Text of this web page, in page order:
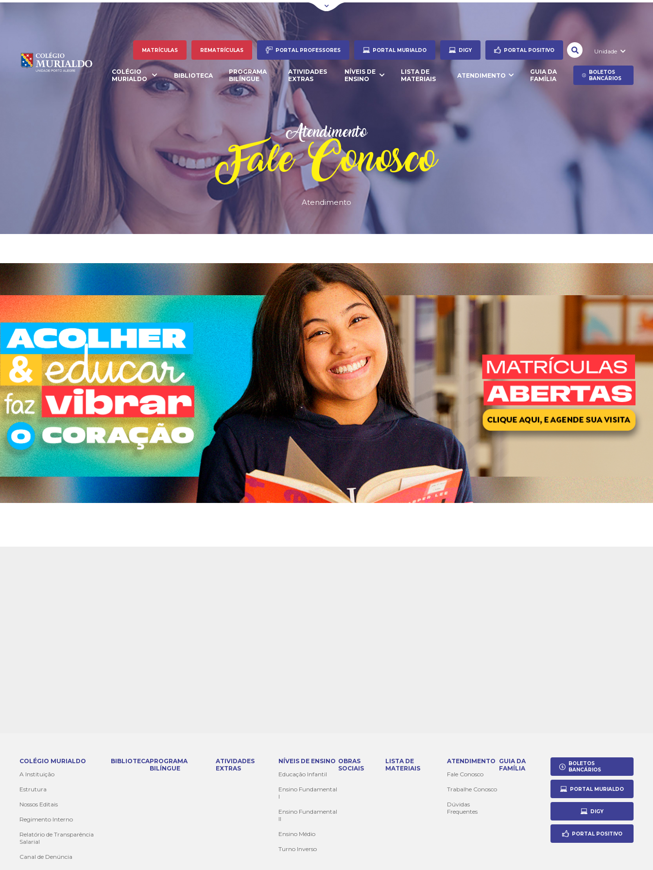
MATRÍCULAS REMATRÍCULAS PORTAL PROFESSORES PORTAL MURIALDO DIGY PORTAL POSITIVO Unidade
COLÉGIO
MURIALDO
BIBLIOTECA
PROGRAMA
BILÍNGUE
ATIVIDADES
EXTRAS
NÍVEIS DE
ENSINO
LISTA DE
MATERIAIS
ATENDIMENTO
GUIA DA
FAMÍLIA
BOLETOS
BANCÁRIOS
Atendimento
Fale Conosco
Atendimento
COLÉGIO MURIALDO
A Instituição
Estrutura
Nossos Editais
Regimento Interno
Relatório de Transparência
Salarial
Canal de Denúncia
BIBLIOTECAPROGRAMA
BILÍNGUE
ATIVIDADES
EXTRAS
NÍVEIS DE ENSINO
Educação Infantil
Ensino Fundamental
I
Ensino Fundamental
II
Ensino Médio
Turno Inverso
OBRAS
SOCIAIS
LISTA DE
MATERIAIS
ATENDIMENTO
Fale Conosco
Trabalhe Conosco
Dúvidas
Frequentes
GUIA DA
FAMÍLIA
BOLETOS
BANCÁRIOS
PORTAL MURIALDO
DIGY
PORTAL POSITIVO